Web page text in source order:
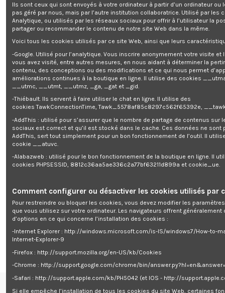
Ajouter au panier
Lot de 9 lames pour robot tondeu
Enim quis fugiat consequat elit minim nisi eu occaecat occaecat
Détails du produit
Reviews(0)
Lot de 9 lames pour robot tondeuse
Convient pour notre robot GRO24V20PROG
Ils sont ceux qui sont envoyés à votre ordinateur à partir d’un ordinateur ou
pas géré par nous, mais par l’autre institution collaboratrice. Utilisé par les
Analytique, ou utilisés par les réseaux sociaux pour offrir à l’utilisateur la
partager ou recommander le contenu de notre site Web dans la même.
Voici tous les cookies utilisés par ce site Web, ainsi que leurs
-Google. Utilisé pour l’analytique. Vous inscrire anonymement votre visite et
vous avez visité, entre autres mesures, en nous aidant à déterminer la
contenu, des conceptions ou des modifications et ce qui nous permet
améliorations continues à la boutique en ligne. Il utilise des cookies
__utmc, __utmt, __utmz, _ga, _gat et _gid.
-Thiébault. Ils servent à faire utiliser le chat en ligne. Il utilise des
cookies TawkConnectionTime, Tawk_5578af85c8297c562f65392e,
-AddThis : utilisé pour s’assurer que le nombre de partage de contenus sur
sociaux est correct et qu’il est stocké dans le cache. Ces données ne sont
AddThis, sert tout simplement pour un bon fonctionnement de l’outil. Il
cookie __atuvc.
-Alabazweb : utilisé pour le bon fonctionnement de la boutique en ligne. Il
cookies PHPSESSID, 8812c36aa5ae336c2a77bf63211d899a et cookie_ue.
Comment configurer ou désactiver les cookies utilisés par
Pour restreindre ou bloquer les cookies, vous devez modifier les
que vous utilisez sur votre ordinateur. Les navigateurs offrent généralement
d’options en ce qui concerne l’installation des cookies :
-Internet Explorer : http://windows.microsoft.com/is-IS/windows7/How-to-
Internet-Explorer-9
-Firefox : http://support.mozilla.org/en-US/kb/Cookies
-Chrome : http://support.google.com/chrome/bin/
-Safari : http://support.apple.com/kb/PH5042 (et IOS - http://
Si elle empêche l’installation de tous les cookies du site Web, certaines